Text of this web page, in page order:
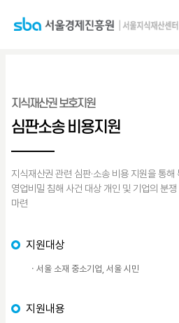
지식재산권 보호지원
심판소송 비용지원
지식재산권 관련 심판·소송 비용 지원을 통해
영업비밀 침해 사건 대상 개인 및 기업의 분
마련
지원대상
ㆍ서울 소재 중소기업, 서울 시민
지원내용